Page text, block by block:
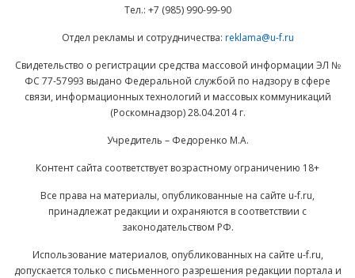
Тел.: +7 (985) 990-99-90
Отдел рекламы и сотрудничества: reklama@u-f.ru
Свидетельство о регистрации средства массовой информации ЭЛ №
ФС 77-57993 выдано Федеральной службой по надзору в сфере
связи, информационных технологий и массовых коммуникаций
(Роскомнадзор) 28.04.2014 г.
Учредитель – Федоренко М.А.
Контент сайта соответствует возрастному ограничению 18+
Все права на материалы, опубликованные на сайте u-f.ru,
принадлежат редакции и охраняются в соответствии с
законодательством РФ.
Использование материалов, опубликованных на сайте u-f.ru,
допускается только с письменного разрешения редакции портала и